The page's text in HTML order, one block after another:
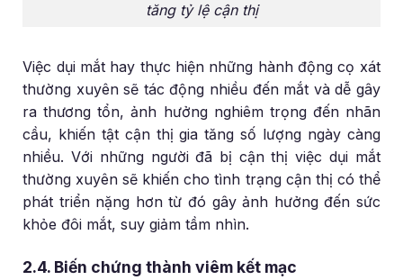
tăng tỷ lệ cận thị
Việc dụi mắt hay thực hiện những hành động cọ xát
thường xuyên sẽ tác động nhiều đến mắt và dễ gây
ra thương tổn, ảnh hưởng nghiêm trọng đến nhãn
cầu, khiến tật cận thị gia tăng số lượng ngày càng
nhiều. Với những người đã bị cận thị việc dụi mắt
thường xuyên sẽ khiến cho tình trạng cận thị có thể
phát triển nặng hơn từ đó gây ảnh hưởng đến sức
khỏe đôi mắt, suy giảm tầm nhìn.
2.4. Biến chứng thành viêm kết mạc